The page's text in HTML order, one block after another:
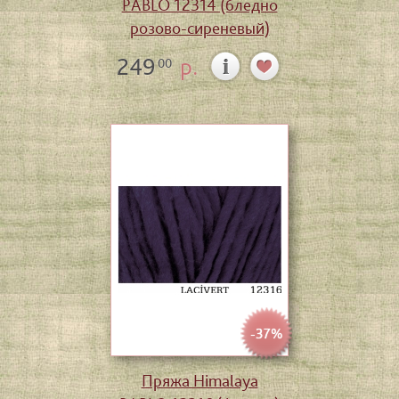
PABLO 12314 (бледно
розово-сиреневый)
24900р.
-37%
Пряжа Himalaya